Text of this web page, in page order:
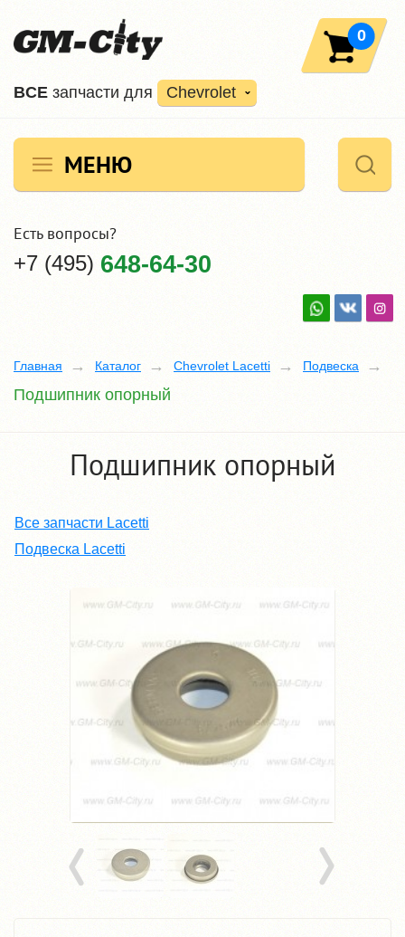
ВCE запчасти для Chevrolet
0
МЕНЮ
Есть вопросы?
+7 (495) 648-64-30
Главная Каталог Chevrolet Lacetti Подвеска
Подшипник опорный
Подшипник опорный
Все запчасти Lacetti
Подвеска Lacetti